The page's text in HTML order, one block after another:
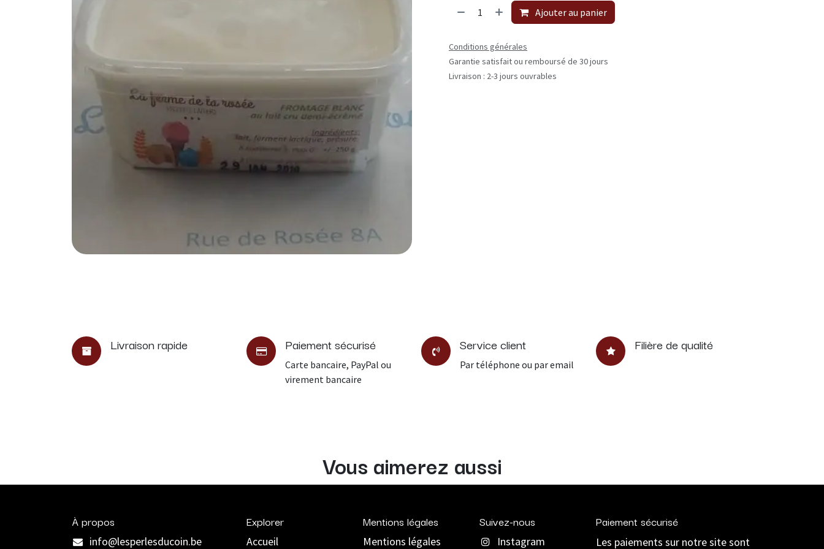
Ajouter au panier
Conditions générales
Garantie satisfait ou remboursé de 30 jours
Livraison : 2-3 jours ouvrables
Livraison rapide Paiement sécurisé
Carte bancaire, PayPal ou
virement bancaire
Service client
Par téléphone ou par email
Filière de qualité
Vous aimerez aussi
À propos
info@lesperlesducoin.be​
Explorer
Accueil
Mentions légales
Mentions légales
Suivez-nous
Instagram
Paiement sécurisé
Les paiements sur notre site sont